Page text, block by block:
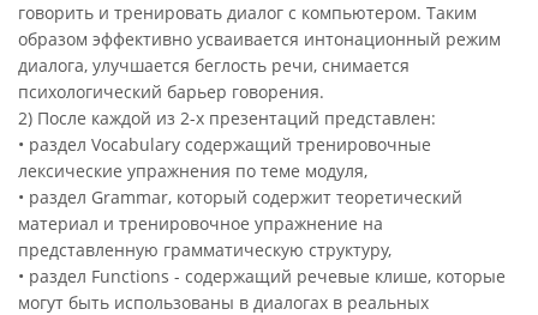
говорить и тренировать диалог с компьютером. Таким
образом эффективно усваивается интонационный режим
диалога, улучшается беглость речи, снимается
психологический барьер говорения.
2) После каждой из 2-х презентаций представлен:
• раздел Vocabulary содержащий тренировочные
лексические упражнения по теме модуля,
• раздел Grammar, который содержит теоретический
материал и тренировочное упражнение на
представленную грамматическую структуру,
• раздел Functions - содержащий речевые клише, которые
могут быть использованы в диалогах в реальных